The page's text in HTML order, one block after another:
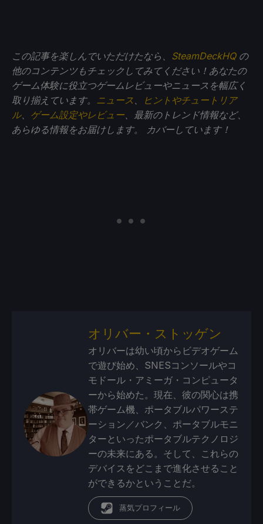
この記事を楽しんでいただけたなら、 SteamDeckHQの
他のコンテンツもチェックしてみてください！あなたの
ゲーム体験に役立つゲームレビューやニュースを幅広く
取り揃えています。 ニュース
ヒントやチュートリア
ル、 ゲーム設定やレビュー 、最新のトレンド情報など、
あらゆる情報をお届けします。
カバーしています！
オリバー・ストッゲン
オリバーは幼い頃からビデオゲーム
で遊び始め、SNESコンソールやコ
モドール・アミーガ・コンピュータ
ーから始めた。現在、彼の関心は携
帯ゲーム機、ポータブルパワーステ
ーション／バンク、ポータブルモニ
ターといったポータブルテクノロジ
ーの未来にある。そして、これらの
デバイスをどこまで進化させること
ができるかということだ。
蒸気プロフィール